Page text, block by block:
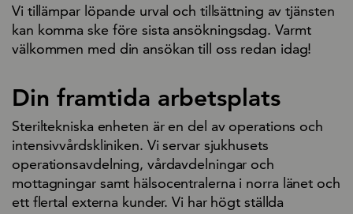
Vi tillämpar löpande urval och tillsättning av tjänsten
kan komma ske före sista ansökningsdag. Varmt
välkommen med din ansökan till oss redan idag!
Din framtida arbetsplats
Steriltekniska enheten är en del av operations och
intensivvårdskliniken. Vi servar sjukhusets
operationsavdelning, vårdavdelningar och
mottagningar samt hälsocentralerna i norra länet och
ett flertal externa kunder. Vi har högt ställda